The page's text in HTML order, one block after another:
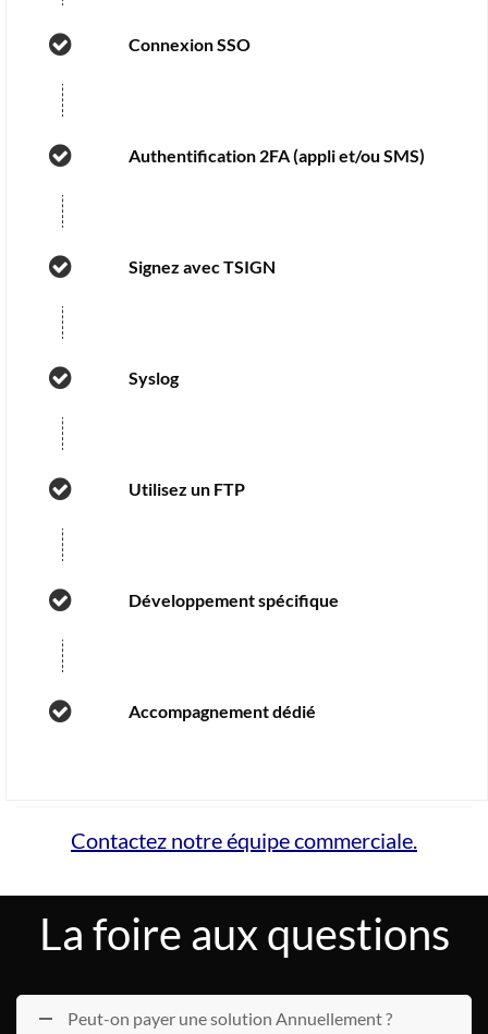
Connexion SSO
Authentification 2FA (appli et/ou SMS)
Signez avec TSIGN
Syslog
Utilisez un FTP
Développement spécifique
Accompagnement dédié
Contactez notre équipe commerciale.
La foire aux questions
Peut-on payer une solution Annuellement ?